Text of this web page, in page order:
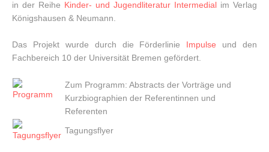
in der Reihe Kinder- und Jugendliteratur Intermedial im Verlag
Königshausen & Neumann.
Das Projekt wurde durch die Förderlinie Impulse und den
Fachbereich 10 der Universität Bremen gefördert.
Zum Programm: Abstracts der Vorträge und
Kurzbiographien der Referentinnen und
Referenten
Tagungsflyer